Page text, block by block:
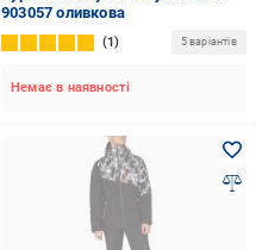
903057 оливкова
1 5 варіантів
Немає в наявності